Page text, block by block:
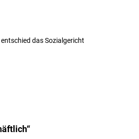
das Sozialgericht